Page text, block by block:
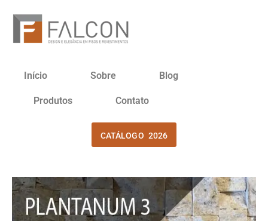
Início Sobre Blog
Produtos Contato
CATÁLOGO 2026